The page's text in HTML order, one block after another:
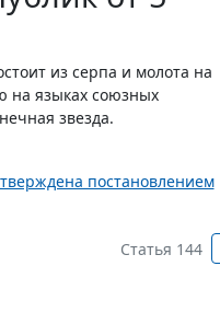
из серпа и молота на
на языках союзных
звезда.
постановлением
Статья 144